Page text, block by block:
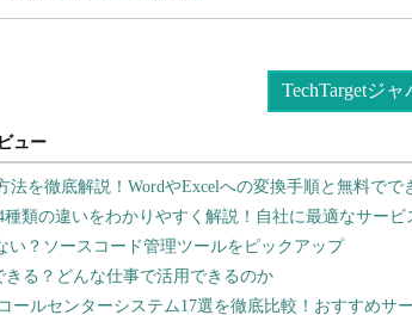
TechTargetジ
法を徹底解説！WordやExcelへの変換手順と無料でで
種類の違いをわかりやすく解説！自社に最適なサービ
い？ソースコード管理ツールをピックアップ
きる？どんな仕事で活用できるのか
コールセンターシステム17選を徹底比較！おすすめサ